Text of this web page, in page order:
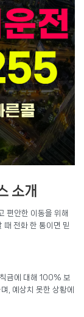
소개
편안한 이동을 위해
때 전화 한 통이면 믿
금에 대해 100% 보
, 예상치 못한 상황에